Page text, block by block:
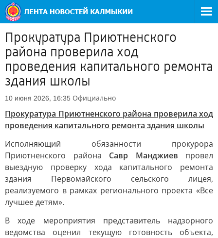
Прокуратура Приютненского
района проверила ход
проведения капитального ремонта
здания школы
10 июня 2026, 16:35 Официально
Прокуратура Приютненского района проверила ход
проведения капитального ремонта здания школы
Исполняющий обязанности прокурора
Приютненского района Савр Манджиев провел
выездную проверку хода капитального ремонта
здания Первомайского сельского лицея,
реализуемого в рамках регионального проекта «Все
лучшее детям».
В ходе мероприятия представитель надзорного
ведомства оценил текущую готовность объекта,